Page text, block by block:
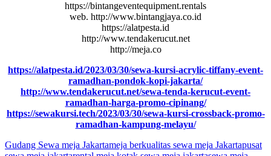
https://bintangeventequipment.rentals
web. http://www.bintangjaya.co.id
https://alatpesta.id
http://www.tendakerucut.net
http://meja.co
https://alatpesta.id/2023/03/30/sewa-kursi-acrylic-tiffany-event-
ramadhan-pondok-kopi-jakarta/
http://www.tendakerucut.net/sewa-tenda-kerucut-event-
ramadhan-harga-promo-cipinang/
https://sewakursi.tech/2023/03/30/sewa-kursi-crossback-promo-
ramadhan-kampung-melayu/
Gudang Sewa meja Jakartameja berkualitas sewa meja Jakartapusat